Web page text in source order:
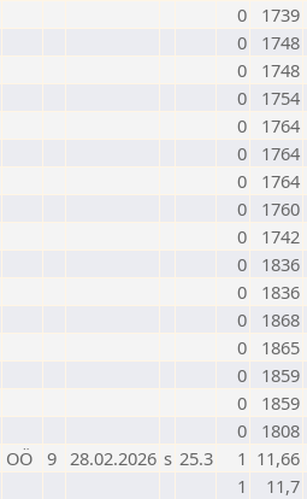
0
1739
0
1748
0
1748
0
1754
0
1764
0
1764
0
1764
0
1760
0
1742
0
1836
0
1836
0
1868
0
1865
0
1859
0
1859
0
1808
OÖ 9 28.02.2026 s 25.3 1 11,66
1 11,7